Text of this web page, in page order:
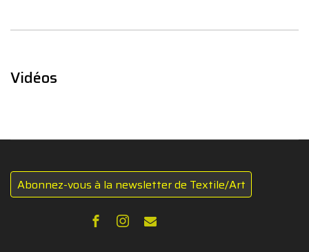
Vidéos
Abonnez-vous à la newsletter de Textile/Art